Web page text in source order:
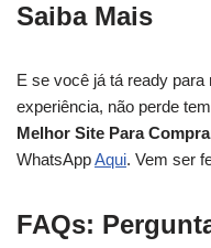
Saiba Mais
E se você já tá ready
experiência, não perde
Melhor Site Para
WhatsAppAqui. Vem ser
FAQs: